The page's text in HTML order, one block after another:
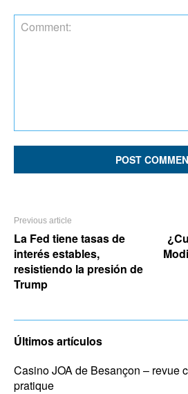
Previous article
La Fed tiene tasas de
interés estables,
resistiendo la presión de
Trump
Últimos artículos
Casino JOA de Besançon – revue
pratique